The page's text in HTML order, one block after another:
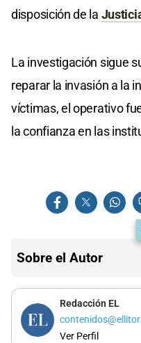
disposición de la
La investigación sigue
reparar la invasión a la
víctimas, el operativo
la confianza en las
Sobre el Autor
Redacción EL
Ver Perfil